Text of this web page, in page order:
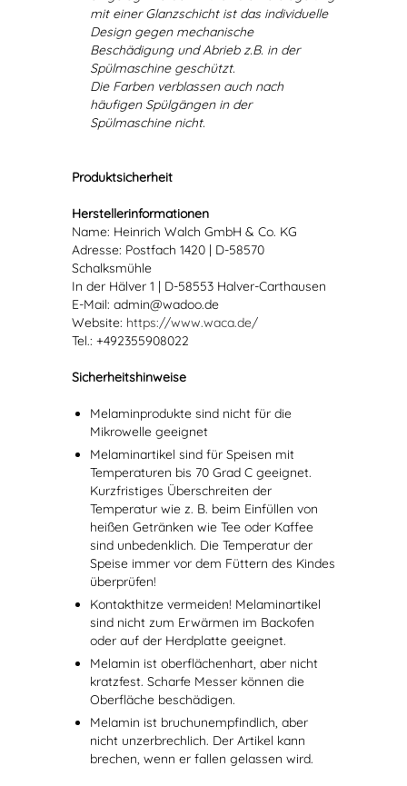
mit einer Glanzschicht ist das individuelle
Design gegen mechanische
Beschädigung und Abrieb z.B. in der
Spülmaschine geschützt.
Die Farben verblassen auch nach
häufigen Spülgängen in der
Spülmaschine nicht.
Produktsicherheit
Herstellerinformationen
Name: Heinrich Walch GmbH & Co. KG
Adresse: Postfach 1420 | D-58570
Schalksmühle
In der Hälver 1 | D-58553 Halver-Carthausen
E-Mail: admin@wadoo.de
Website: https://www.waca.de/
Tel.: +492355908022
Sicherheitshinweise
Melaminprodukte sind nicht für die
Mikrowelle geeignet
Melaminartikel sind für Speisen mit
Temperaturen bis 70 Grad C geeignet.
Kurzfristiges Überschreiten der
Temperatur wie z. B. beim Einfüllen von
heißen Getränken wie Tee oder Kaffee
sind unbedenklich. Die Temperatur der
Speise immer vor dem Füttern des Kindes
überprüfen!
Kontakthitze vermeiden! Melaminartikel
sind nicht zum Erwärmen im Backofen
oder auf der Herdplatte geeignet.
Melamin ist oberflächenhart, aber nicht
kratzfest. Scharfe Messer können die
Oberfläche beschädigen.
Melamin ist bruchunempfindlich, aber
nicht unzerbrechlich. Der Artikel kann
brechen, wenn er fallen gelassen wird.